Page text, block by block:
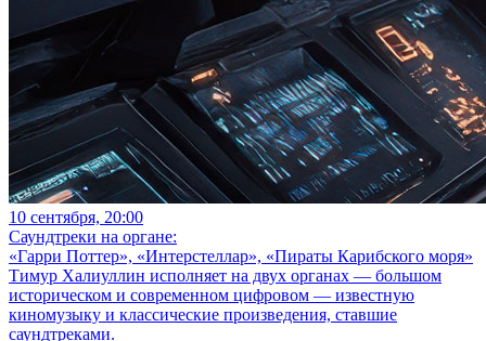
10 сентября, 20:00
Саундтреки на органе:
«Гарри Поттер», «Интерстеллар», «Пираты Карибского моря»
Тимур Халиуллин исполняет на двух органах — большом
историческом и современном цифровом — известную
киномузыку и классические произведения, ставшие
саундтреками.